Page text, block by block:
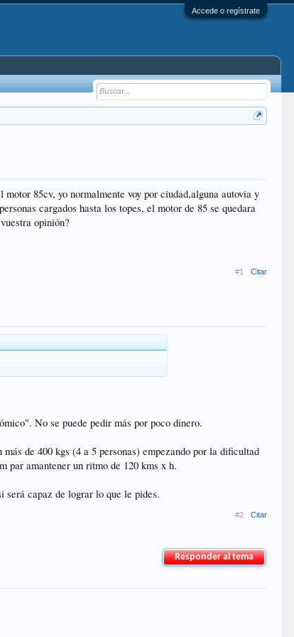
Accede o regístrate
85cv, yo normalmente voy por ciudad,alguna autovia y
cargados hasta los topes, el motor de 85 se quedara
opinión?
#1 Citar
No se puede pedir más por poco dinero.
de 400 kgs (4 a 5 personas) empezando por la dificultad
par amantener un ritmo de 120 kms x h.
capaz de lograr lo que le pides.
#2 Citar
Responder al tema